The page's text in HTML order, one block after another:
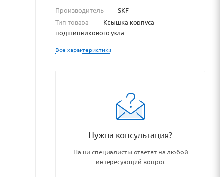
bearingstore.ru
bearingstore.ru/catalog/
Производитель — SKF
Тип товара — Крышка корпуса
подшипникового узла
Все характеристики
Нужна консультация?
Наши специалисты ответят на любой
интересующий вопрос